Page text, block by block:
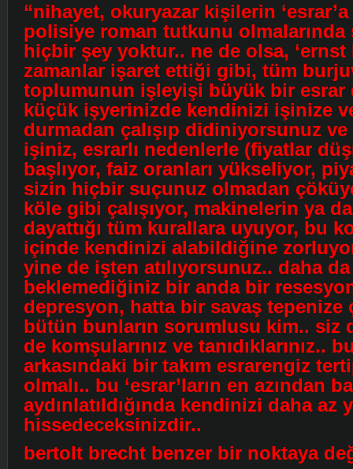
“nihayet, okuryazar kişilerin ‘esrar’a
polisiye roman tutkunu olmalarında
hiçbir şey yoktur.. ne de olsa, ‘ernst
zamanlar işaret ettiği gibi, tüm
toplumunun işleyişi büyük bir esrar
küçük işyerinizde kendinizi işinize
durmadan çalışıp didiniyorsunuz
işiniz, esrarlı nedenlerle (fiyatlar
başlıyor, faiz oranları yükseliyor,
sizin hiçbir suçunuz olmadan
köle gibi çalışıyor, makinelerin ya
dayattığı tüm kurallara uyuyor, bu
içinde kendinizi alabildiğine
yine de işten atılıyorsunuz.. daha
beklemediğiniz bir anda bir
depresyon, hatta bir savaş tepenize
bütün bunların sorumlusu kim.. siz
de komşularınız ve tanıdıklarınız..
arkasındaki bir takım esrarengiz
olmalı.. bu ‘esrar’ların en azından
aydınlatıldığında kendinizi daha az
hissedeceksinizdir..
bertolt brecht benzer bir noktaya